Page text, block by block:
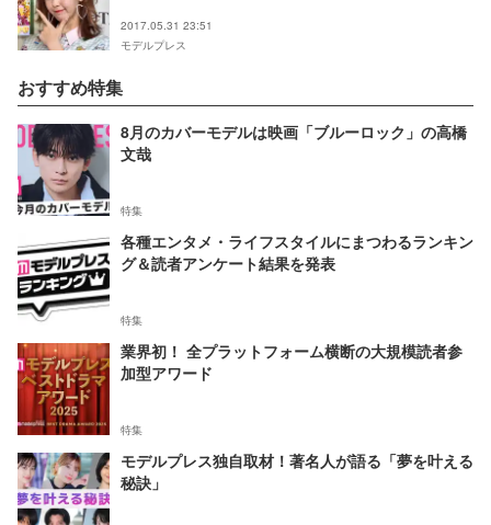
2017.05.31 23:51
モデルプレス
おすすめ特集
8月のカバーモデルは映画「ブルーロック」の高橋
文哉
特集
各種エンタメ・ライフスタイルにまつわるランキン
グ＆読者アンケート結果を発表
特集
業界初！ 全プラットフォーム横断の大規模読者参
加型アワード
特集
モデルプレス独自取材！著名人が語る「夢を叶える
秘訣」